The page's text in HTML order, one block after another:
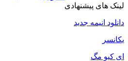
لینک های پیشنهادی
دانلود انیمه جدید
یکانسر
ای کیو مگ